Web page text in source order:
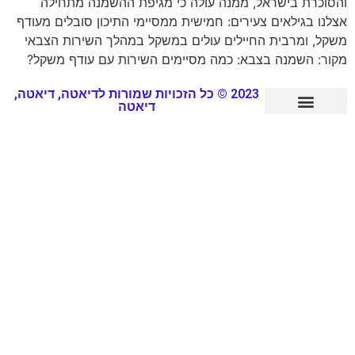
אצלנו בגילאים צעירים: חמישית ממסיימי התיכון סובלים מעודף
משקל, ומרבית החיילים עולים במשקל במהלך השירות הצבאי
מקור: השמנה בצבא: כמה מסיימים השירות עם עודף משקל?
2023 © כל הזכויות שמורות לדיאטה, דיאטה,
דיאטה